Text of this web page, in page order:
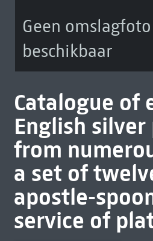
Geen omslagfoto
beschikbaar
Catalogue of
English
from
a set of
apostle-
service of